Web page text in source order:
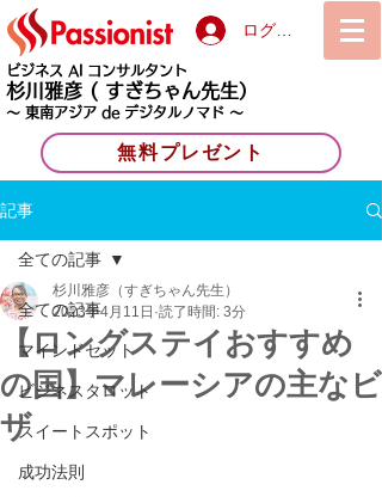
ログイン
ビジネス AI コンサルタント
杉川雅彦 ( すぎちゃん先生）
〜 東南アジア de デジタルノマド 〜
無料プレゼント
記事
全ての記事
マインドセット
ビジネスタロット
スイートスポット
成功法則
全ての記事
【ロングステイおすすめ
の国】マレーシアの主なビ
ザ
杉川雅彦（すぎちゃん先生）
2023年4月11日 読了時間: 3分